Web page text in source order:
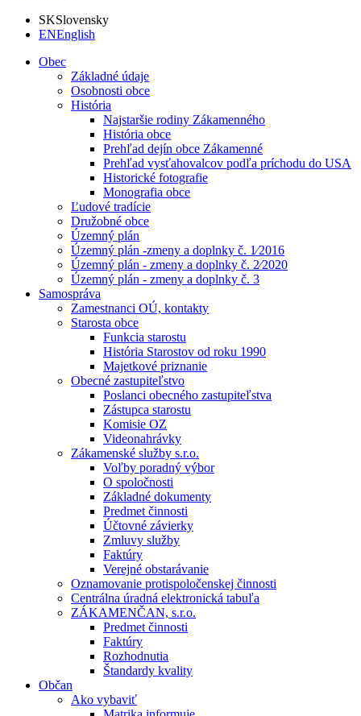
SKSlovensky
ENEnglish
Obec
Základné údaje
Osobnosti obce
História
Najstaršie rodiny Zákamenného
História obce
Prehľad dejín obce Zákamenné
Prehľad vysťahovalcov podľa príchodu do USA
Historické fotografie
Monografia obce
Ľudové tradície
Družobné obce
Územný plán
Územný plán -zmeny a doplnky č. 1⁄2016
Územný plán - zmeny a doplnky č. 2⁄2020
Územný plán - zmeny a doplnky č. 3
Samospráva
Zamestnanci OÚ, kontakty
Starosta obce
Funkcia starostu
História Starostov od roku 1990
Majetkové priznanie
Obecné zastupiteľstvo
Poslanci obecného zastupiteľstva
Zástupca starostu
Komisie OZ
Videonahrávky
Zákamenské služby s.r.o.
Voľby poradný výbor
O spoločnosti
Základné dokumenty
Predmet činnosti
Účtovné závierky
Zmluvy služby
Faktúry
Verejné obstarávanie
Oznamovanie protispoločenskej činnosti
Centrálna úradná elektronická tabuľa
ZÁKAMENČAN, s.r.o.
Predmet činnosti
Faktúry
Rozhodnutia
Štandardy kvality
Občan
Ako vybaviť